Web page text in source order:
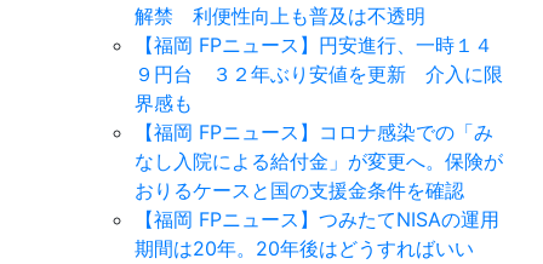
解禁 利便性向上も普及は不透明
【福岡 FPニュース】円安進行、一時１４
９円台 ３２年ぶり安値を更新 介入に限
界感も
【福岡 FPニュース】コロナ感染での「み
なし入院による給付金」が変更へ。保険が
おりるケースと国の支援金条件を確認
【福岡 FPニュース】つみたてNISAの運用
期間は20年。20年後はどうすればいい